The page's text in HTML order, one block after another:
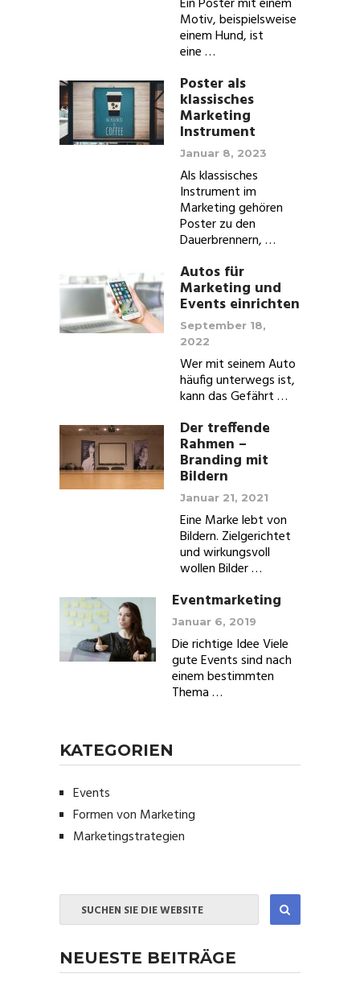
Motiv, beispielsweise
einem Hund, ist
eine …
Poster als
klassisches
Marketing
Instrument
Januar 8, 2023
Als klassisches
Instrument im
Marketing gehören
Poster zu den
Dauerbrennern, …
Autos für
Marketing und
Events einrichten
September 18,
2022
Wer mit seinem Auto
häufig unterwegs ist,
kann das Gefährt …
Der treffende
Rahmen –
Branding mit
Bildern
Januar 21, 2021
Eine Marke lebt von
Bildern. Zielgerichtet
und wirkungsvoll
wollen Bilder …
Eventmarketing
Januar 6, 2019
Die richtige Idee Viele
gute Events sind nach
einem bestimmten
Thema …
KATEGORIEN
Events
Formen von Marketing
Marketingstrategien
NEUESTE BEITRÄGE